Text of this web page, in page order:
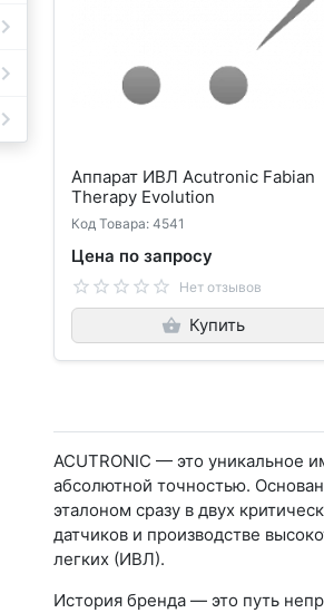
Аппарат ИВЛ Acutronic Fabian
Therapy Evolution
Код Товара: 4541
Цена по запросу
Нет отзывов
Купить
ACUTRONIC — это уникальное
абсолютной точностью.
эталоном сразу в двух
датчиков и производстве
легких (ИВЛ).
История бренда — это путь